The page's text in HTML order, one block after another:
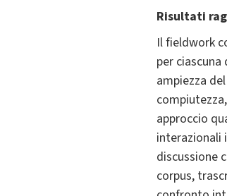
Risultati
Il fieldwork
per
ampiezza
approccio
interazionali
discussione
corpus,